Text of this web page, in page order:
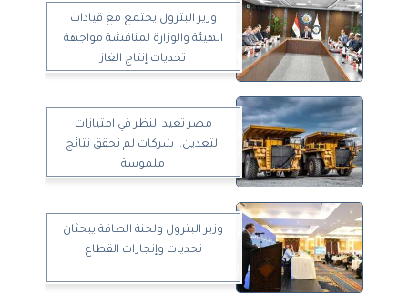
وزير البترول يجتمع مع قيادات
الهيئة والوزارة لمناقشة مواجهة
تحديات إنتاج الغاز
مصر تعيد النظر في امتيازات
التعدين.. شركات لم تحقق نتائج
ملموسة
وزير البترول ولجنة الطاقة يبحثان
تحديات وإنجازات القطاع